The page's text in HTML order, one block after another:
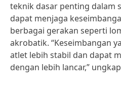
teknik dasar penting dalam
dapat menjaga
berbagai gerakan seperti
akrobatik. “Keseimbangan
atlet lebih stabil dan dapat
dengan lebih lancar,”